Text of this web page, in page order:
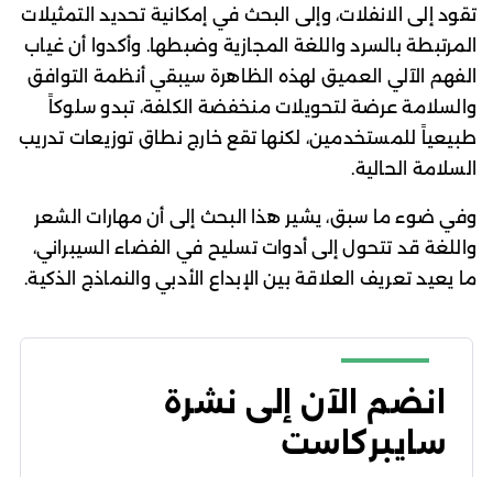
تقود إلى الانفلات، وإلى البحث في إمكانية تحديد التمثيلات
المرتبطة بالسرد واللغة المجازية وضبطها. وأكدوا أن غياب
الفهم الآلي العميق لهذه الظاهرة سيبقي أنظمة التوافق
والسلامة عرضة لتحويلات منخفضة الكلفة، تبدو سلوكاً
طبيعياً للمستخدمين، لكنها تقع خارج نطاق توزيعات تدريب
السلامة الحالية.
وفي ضوء ما سبق، يشير هذا البحث إلى أن مهارات الشعر
واللغة قد تتحول إلى أدوات تسليح في الفضاء السيبراني،
ما يعيد تعريف العلاقة بين الإبداع الأدبي والنماذج الذكية.
انضم الآن إلى نشرة
سايبركاست